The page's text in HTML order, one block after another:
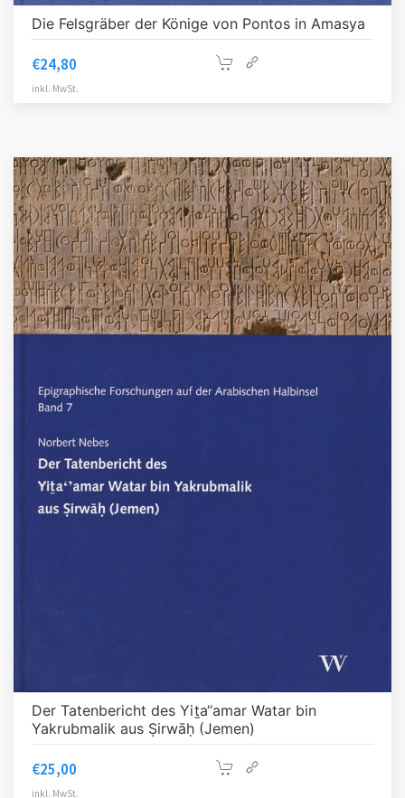
Die Felsgräber der Könige von Pontos in Amasya
€24,80
inkl. MwSt.
Der Tatenbericht des Yiṯa‘‘amar Watar bin
Yakrubmalik aus Ṣirwāḥ (Jemen)
€25,00
inkl. MwSt.